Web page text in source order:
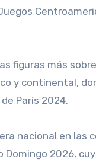
figuras más
y continental,
París 2024.
nacional en las
Domingo 2026,